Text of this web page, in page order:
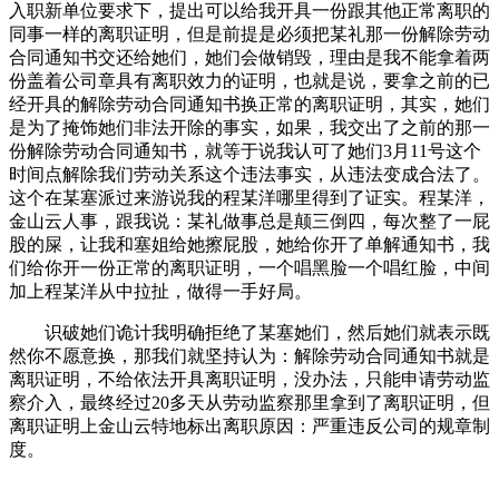
入职新单位要求下，提出可以给我开具一份跟其他正常离职的
同事一样的离职证明，但是前提是必须把某礼那一份解除劳动
合同通知书交还给她们，她们会做销毁，理由是我不能拿着两
份盖着公司章具有离职效力的证明，也就是说，要拿之前的已
经开具的解除劳动合同通知书换正常的离职证明，其实，她们
是为了掩饰她们非法开除的事实，如果，我交出了之前的那一
份解除劳动合同通知书，就等于说我认可了她们3月11号这个
时间点解除我们劳动关系这个违法事实，从违法变成合法了。
这个在某塞派过来游说我的程某洋哪里得到了证实。程某洋，
金山云人事，跟我说：某礼做事总是颠三倒四，每次整了一屁
股的屎，让我和塞姐给她擦屁股，她给你开了单解通知书，我
们给你开一份正常的离职证明，一个唱黑脸一个唱红脸，中间
加上程某洋从中拉扯，做得一手好局。
识破她们诡计我明确拒绝了某塞她们，然后她们就表示既
然你不愿意换，那我们就坚持认为：解除劳动合同通知书就是
离职证明，不给依法开具离职证明，没办法，只能申请劳动监
察介入，最终经过20多天从劳动监察那里拿到了离职证明，但
离职证明上金山云特地标出离职原因：严重违反公司的规章制
度。